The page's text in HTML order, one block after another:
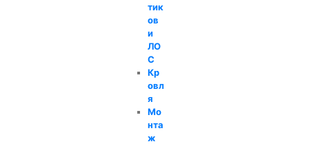
тик
ов
и
ЛО
С
Кр
овл
я
Мо
нта
ж